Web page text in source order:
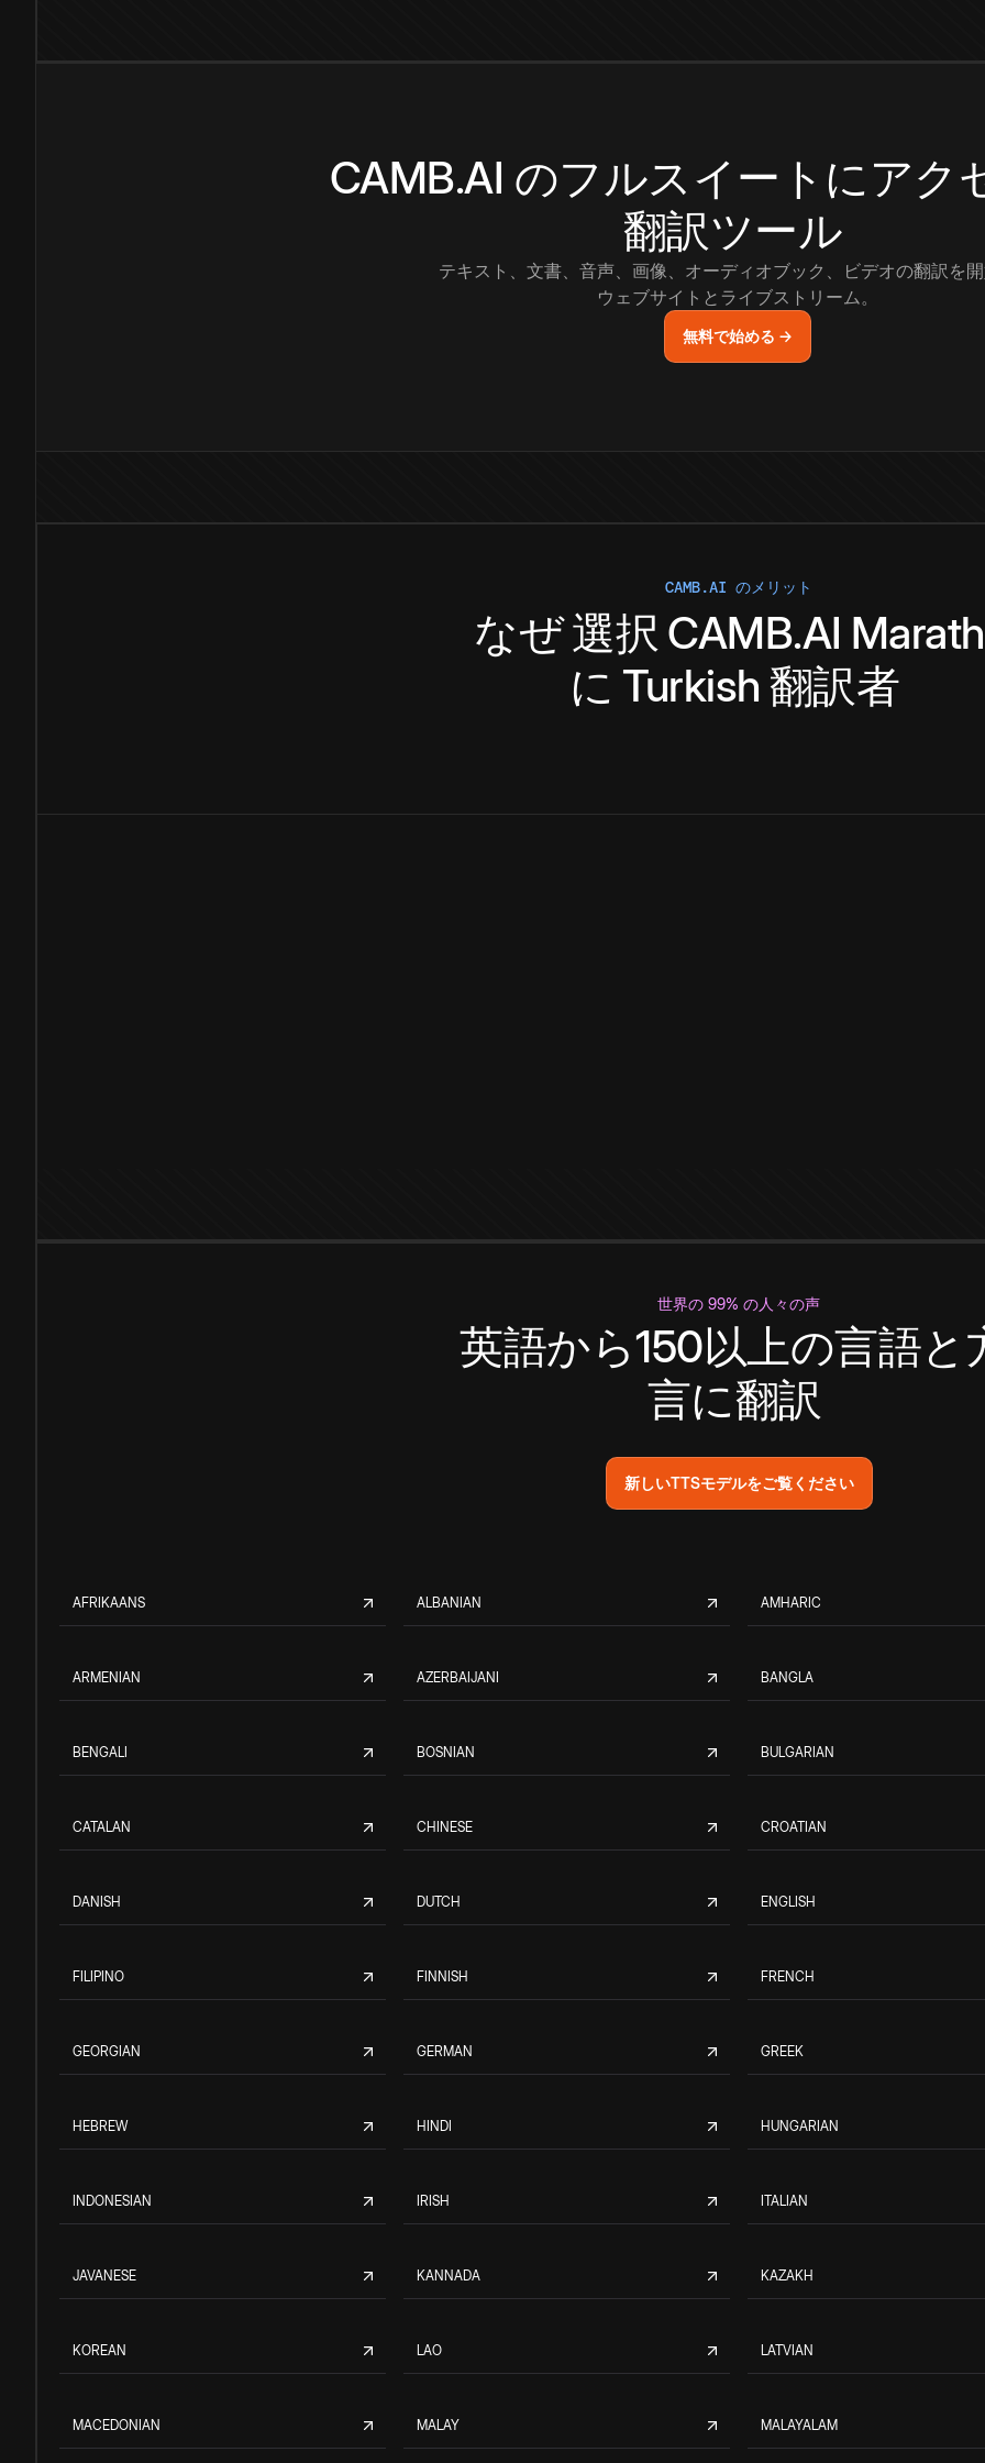
CAMB.AI のフルスイートにアク
翻訳ツール
テキスト、文書、音声、画像、オーディオブック、ビデオの翻訳を
ウェブサイトとライブストリーム。
無料で始める →
CAMB.AI のメリット
なぜ選択 CAMB.AI
に Turkish 翻訳者
世界の 99% の人々の声
英語から150以上の言語と
言に翻訳
新しいTTSモデルをご覧ください
AFRIKAANS ALBANIAN AMHARIC
ARMENIAN AZERBAIJANI BANGLA
BENGALI BOSNIAN BULGARIAN
CATALAN CHINESE CROATIAN
DANISH DUTCH ENGLISH
FILIPINO FINNISH FRENCH
GEORGIAN GERMAN GREEK
HEBREW HINDI HUNGARIAN
INDONESIAN IRISH ITALIAN
JAVANESE KANNADA KAZAKH
KOREAN LAO LATVIAN
MACEDONIAN MALAY MALAYALAM